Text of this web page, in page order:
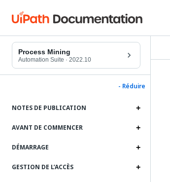
Process Mining
Automation Suite · 2022.10
- Réduire
NOTES DE PUBLICATION
AVANT DE COMMENCER
DÉMARRAGE
GESTION DE L’ACCÈS